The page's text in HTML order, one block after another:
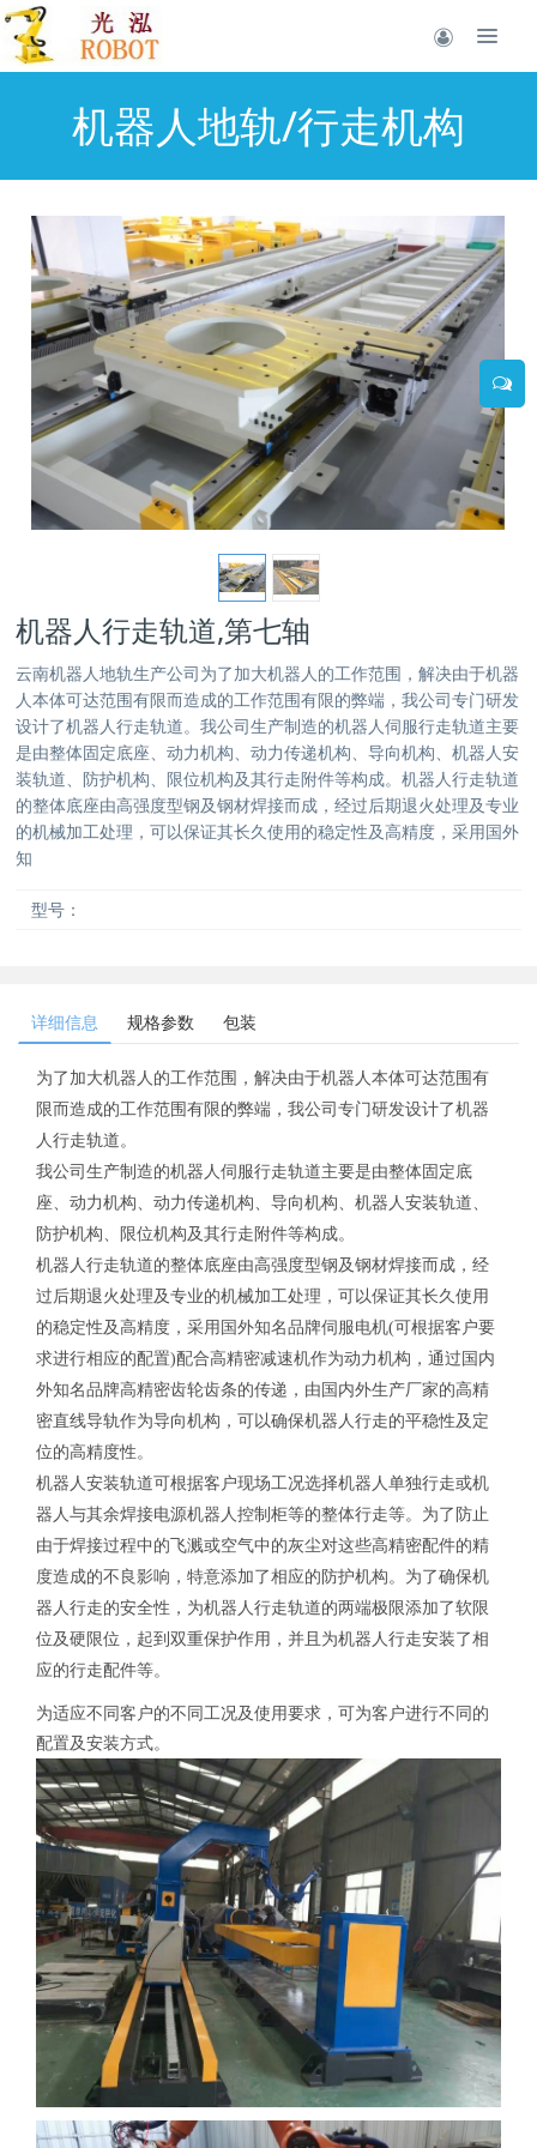
机器人地轨/行走机构
机器人行走轨道,第七轴
云南机器人地轨生产公司为了加大机器人的工作范围，解决由于机器
人本体可达范围有限而造成的工作范围有限的弊端，我公司专门研发
设计了机器人行走轨道。我公司生产制造的机器人伺服行走轨道主要
是由整体固定底座、动力机构、动力传递机构、导向机构、机器人安
装轨道、防护机构、限位机构及其行走附件等构成。机器人行走轨道
的整体底座由高强度型钢及钢材焊接而成，经过后期退火处理及专业
的机械加工处理，可以保证其长久使用的稳定性及高精度，采用国外
知
型号：
详细信息 规格参数 包装
为了加大机器人的工作范围，解决由于机器人本体可达范围有
限而造成的工作范围有限的弊端，我公司专门研发设计了机器
人行走轨道。
我公司生产制造的机器人伺服行走轨道主要是由整体固定底
座、动力机构、动力传递机构、导向机构、机器人安装轨道、
防护机构、限位机构及其行走附件等构成。
机器人行走轨道的整体底座由高强度型钢及钢材焊接而成，经
过后期退火处理及专业的机械加工处理，可以保证其长久使用
的稳定性及高精度，采用国外知名品牌伺服电机(可根据客户要
求进行相应的配置)配合高精密减速机作为动力机构，通过国内
外知名品牌高精密齿轮齿条的传递，由国内外生产厂家的高精
密直线导轨作为导向机构，可以确保机器人行走的平稳性及定
位的高精度性。
机器人安装轨道可根据客户现场工况选择机器人单独行走或机
器人与其余焊接电源机器人控制柜等的整体行走等。为了防止
由于焊接过程中的飞溅或空气中的灰尘对这些高精密配件的精
度造成的不良影响，特意添加了相应的防护机构。为了确保机
器人行走的安全性，为机器人行走轨道的两端极限添加了软限
位及硬限位，起到双重保护作用，并且为机器人行走安装了相
应的行走配件等。
为适应不同客户的不同工况及使用要求，可为客户进行不同的
配置及安装方式。